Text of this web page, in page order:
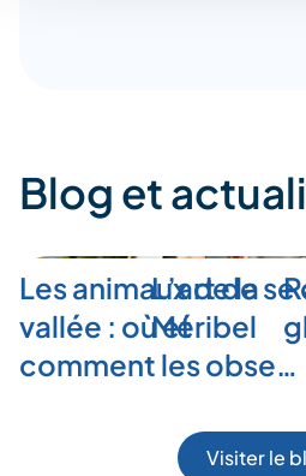
Blog et
Les animaux de la
vallée : où et
comment les obse…
L’art de
Méribel
Visiter le